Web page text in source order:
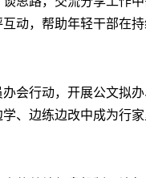
动，帮助年轻干部在
会行动，开展公文拟
、边练边改中成为行